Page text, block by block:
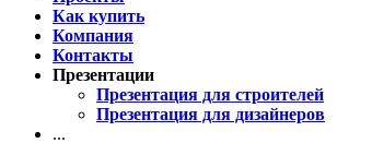
Как купить
Компания
Контакты
Презентации
Презентация для строителей
Презентация для дизайнеров
...